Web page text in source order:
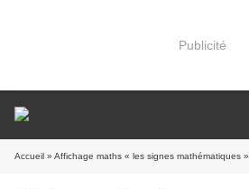
Publicité
Accueil » Affichage maths « les signes mathématiques »